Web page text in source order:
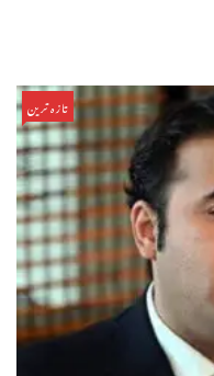
تازہ ترین